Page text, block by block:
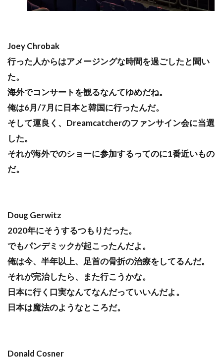
Joey Chrobak
行った人からはアメージングな時間を過ごしたと聞い
た。
海外でコンサートを観るなんてゆめだね。
俺は6月/7月に日本と韓国に行ったんだ。
そして運良く、Dreamcatcherのファンサイン会に当選
した。
それが海外でのショーに参加するってのに1番近いもの
だ。
Doug Gerwitz
2020年にそうするつもりだった。
でもパンデミックが起こったんだよ。
俺は今、半年以上、足首の骨折の治療をしてるんだ。
それが完治したら、また行こうかな。
日本に行く口実なんてなんだっていいんだよ。
日本は魔法のようなところだ。
Donald Cosner